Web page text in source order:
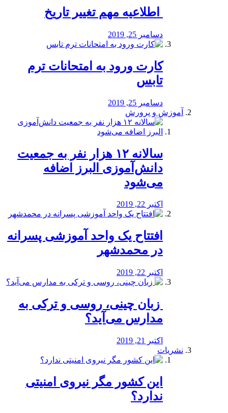
️ اطلاعیه مهم تغییر تاریخ
دسامبر 25, 2019
کارت ورود به امتحانات ترم
تابس
دسامبر 25, 2019
آموزش و پرورش
️سالانه ۱۲ هزار نفر به جمعیت
دانش‌آموزی البرز اضافه
می‌شود
اکتبر 22, 2019
افتتاح یک واحد آموزشی پسرانه
در محمدشهر
اکتبر 22, 2019
️ زبان چینی، روسی و ترکی به
مدارس می‌آید؟
اکتبر 21, 2019
نشریات
این کشور مگر نیروی امنیتی
ندارد؟